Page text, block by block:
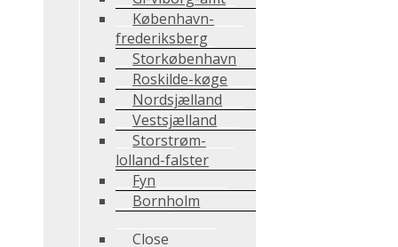
København-
frederiksberg
Storkøbenhavn
Roskilde-køge
Nordsjælland
Vestsjælland
Storstrøm-
lolland-falster
Fyn
Bornholm
Close